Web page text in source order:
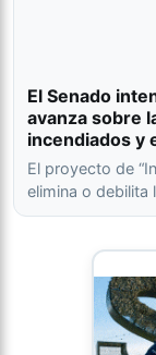
El Senado
avanza sobre
incendiados y
El proyecto de
elimina o debilita